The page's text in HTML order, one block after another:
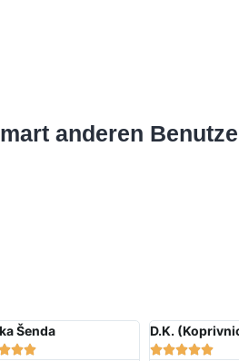
anderen
Šenda

D.K.
